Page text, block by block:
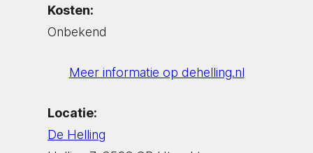
Kosten:
Onbekend
Meer informatie op dehelling.nl
Locatie:
De Helling